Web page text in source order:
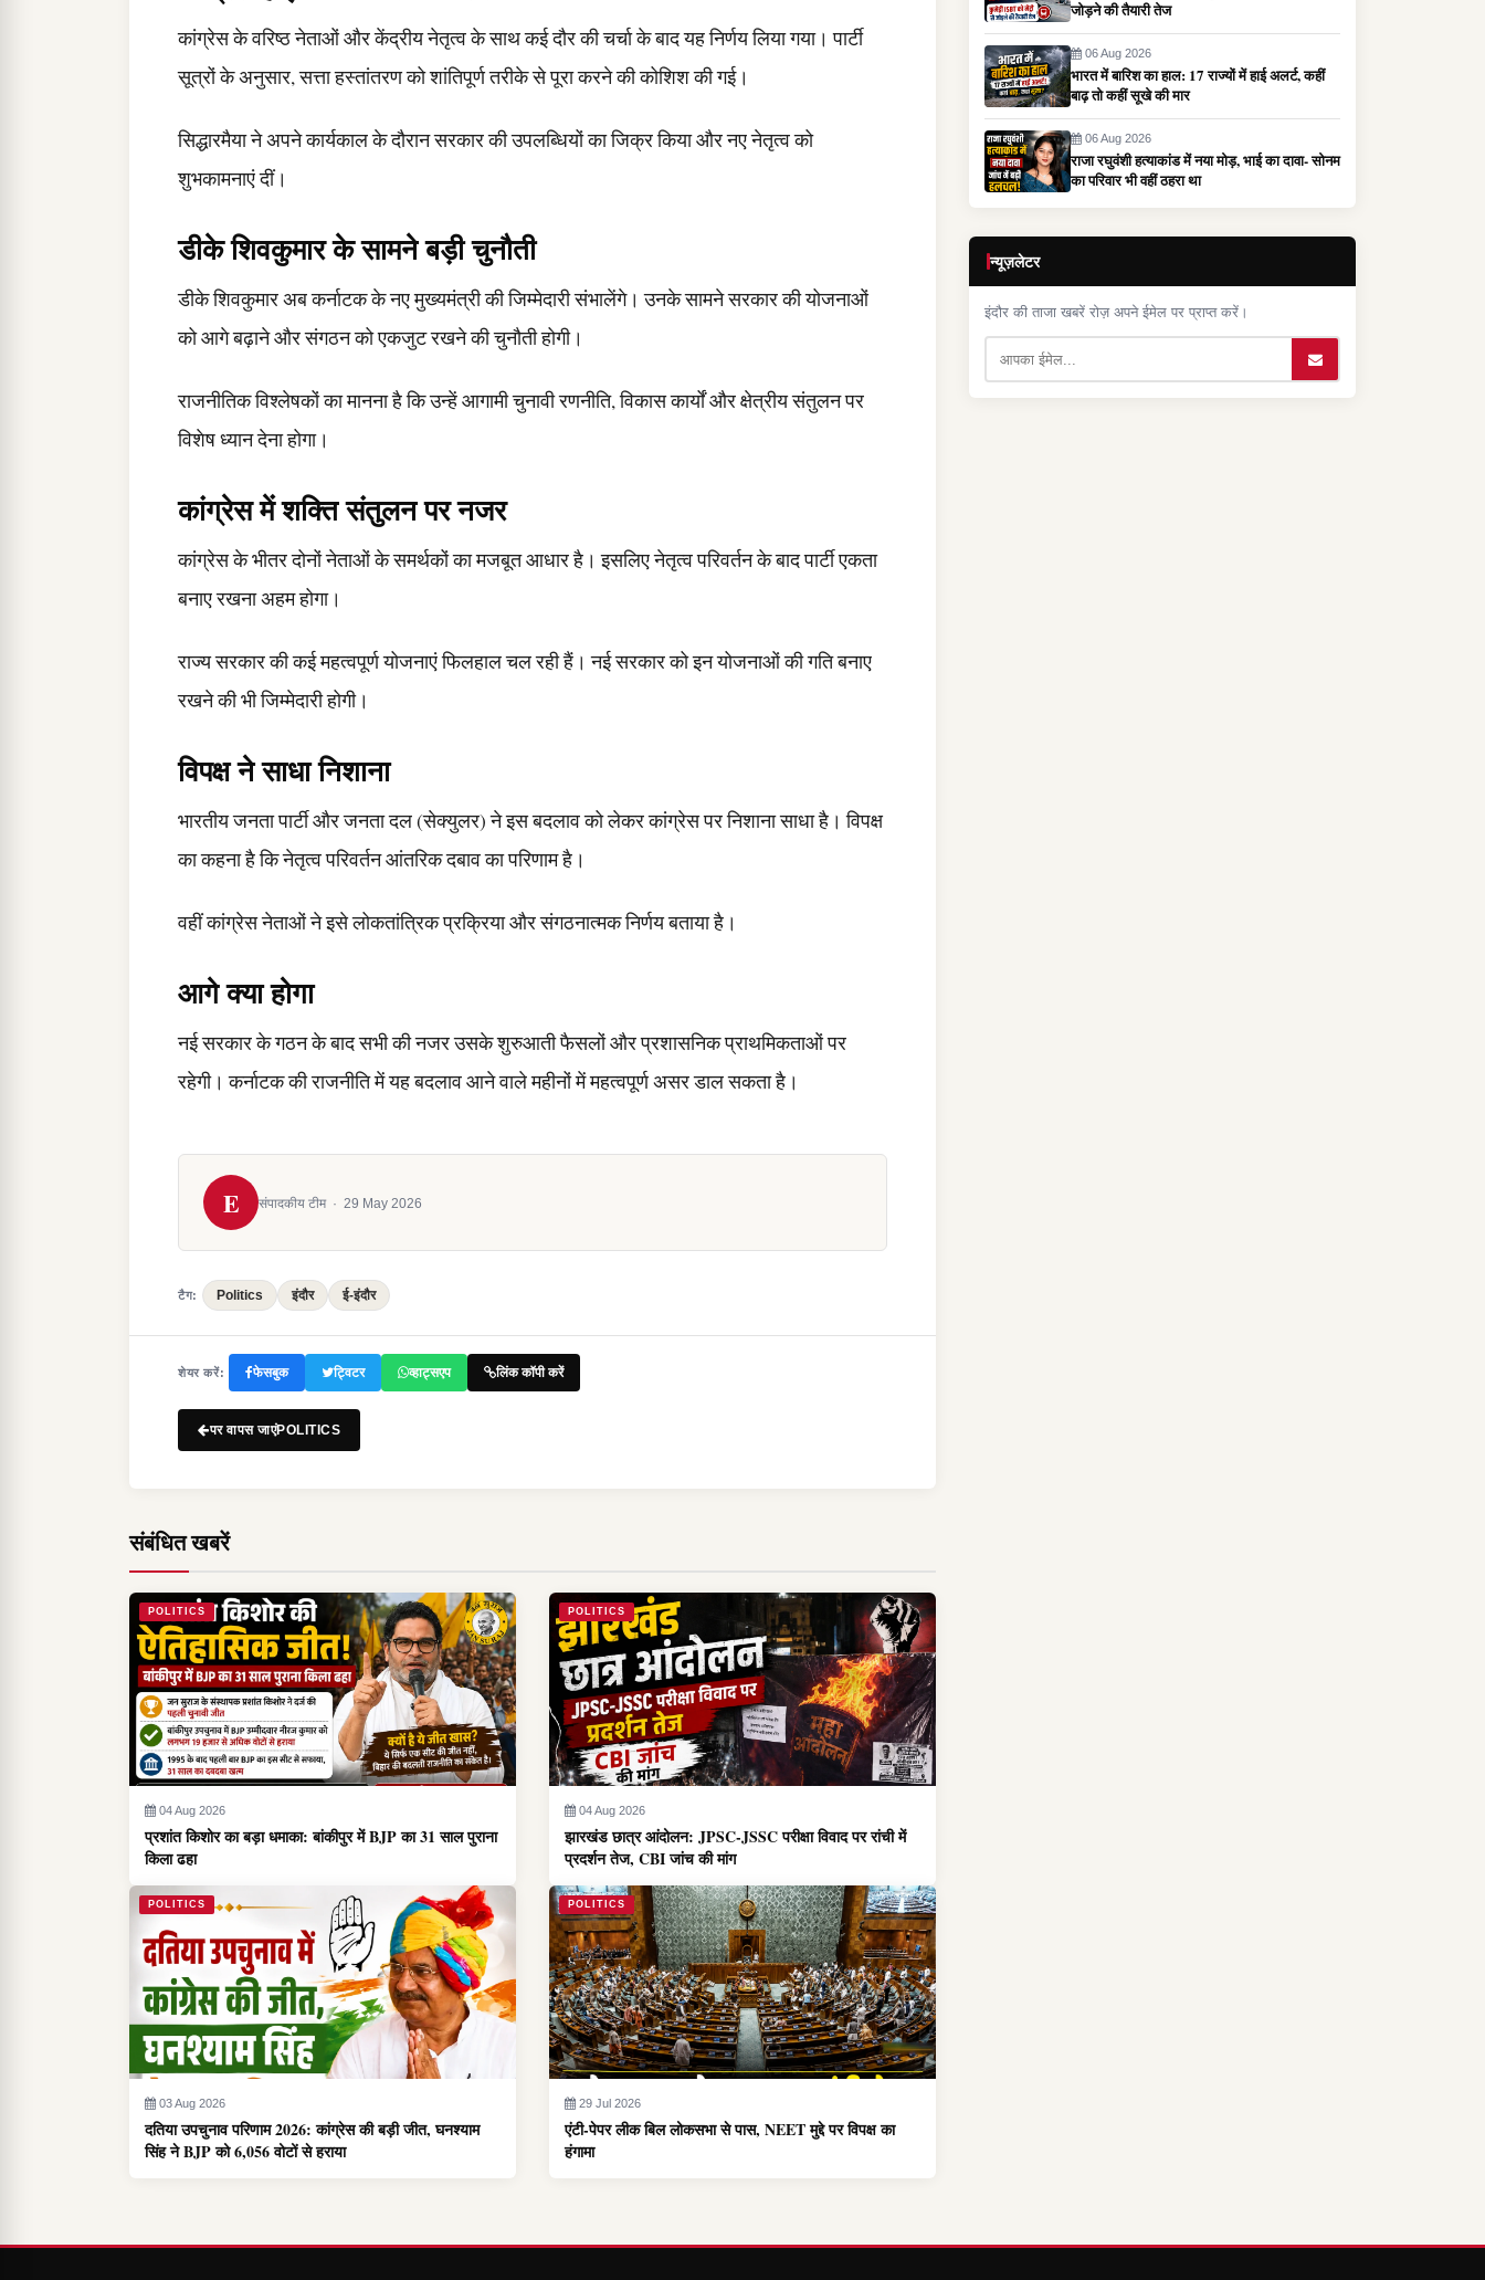
कांग्रेस के वरिष्ठ नेताओं और केंद्रीय नेतृत्व के साथ कई दौर की चर्चा के बाद यह निर्णय लिया गया। पार्टी
सूत्रों के अनुसार, सत्ता हस्तांतरण को शांतिपूर्ण तरीके से पूरा करने की कोशिश की गई।
सिद्धारमैया ने अपने कार्यकाल के दौरान सरकार की उपलब्धियों का जिक्र किया और नए नेतृत्व को
शुभकामनाएं दीं।
डीके शिवकुमार के सामने बड़ी चुनौती
डीके शिवकुमार अब कर्नाटक के नए मुख्यमंत्री की जिम्मेदारी संभालेंगे। उनके सामने सरकार की योजनाओं
को आगे बढ़ाने और संगठन को एकजुट रखने की चुनौती होगी।
राजनीतिक विश्लेषकों का मानना है कि उन्हें आगामी चुनावी रणनीति, विकास कार्यों और क्षेत्रीय संतुलन पर
विशेष ध्यान देना होगा।
कांग्रेस में शक्ति संतुलन पर नजर
कांग्रेस के भीतर दोनों नेताओं के समर्थकों का मजबूत आधार है। इसलिए नेतृत्व परिवर्तन के बाद पार्टी एकता
बनाए रखना अहम होगा।
राज्य सरकार की कई महत्वपूर्ण योजनाएं फिलहाल चल रही हैं। नई सरकार को इन योजनाओं की गति बनाए
रखने की भी जिम्मेदारी होगी।
विपक्ष ने साधा निशाना
भारतीय जनता पार्टी और जनता दल (सेक्युलर) ने इस बदलाव को लेकर कांग्रेस पर निशाना साधा है। विपक्ष
का कहना है कि नेतृत्व परिवर्तन आंतरिक दबाव का परिणाम है।
वहीं कांग्रेस नेताओं ने इसे लोकतांत्रिक प्रक्रिया और संगठनात्मक निर्णय बताया है।
आगे क्या होगा
नई सरकार के गठन के बाद सभी की नजर उसके शुरुआती फैसलों और प्रशासनिक प्राथमिकताओं पर
रहेगी। कर्नाटक की राजनीति में यह बदलाव आने वाले महीनों में महत्वपूर्ण असर डाल सकता है।
E संपादकीय टीम · 29 May 2026
टैग: Politics इंदौर ई-इंदौर
शेयर करें: फेसबुक ट्विटर व्हाट्सएप लिंक कॉपी करें
पर वापस जाएंPOLITICS
संबंधित खबरें
POLITICS
04 Aug 2026
प्रशांत किशोर का बड़ा धमाका: बांकीपुर में BJP का 31 साल पुराना
किला ढहा
POLITICS
04 Aug 2026
झारखंड छात्र आंदोलन: JPSC-JSSC परीक्षा विवाद पर रांची में
प्रदर्शन तेज, CBI जांच की मांग
POLITICS
03 Aug 2026
दतिया उपचुनाव परिणाम 2026: कांग्रेस की बड़ी जीत, घनश्याम
सिंह ने BJP को 6,056 वोटों से हराया
POLITICS
29 Jul 2026
एंटी-पेपर लीक बिल लोकसभा से पास, NEET मुद्दे पर विपक्ष का
हंगामा
जोड़ने की तैयारी तेज
06 Aug 2026
भारत में बारिश का हाल: 17 राज्यों में हाई अलर्ट, कहीं
बाढ़ तो कहीं सूखे की मार
06 Aug 2026
राजा रघुवंशी हत्याकांड में नया मोड़, भाई का दावा- सोनम
का परिवार भी वहीं ठहरा था
न्यूज़लेटर
इंदौर की ताजा खबरें रोज़ अपने ईमेल पर प्राप्त करें।